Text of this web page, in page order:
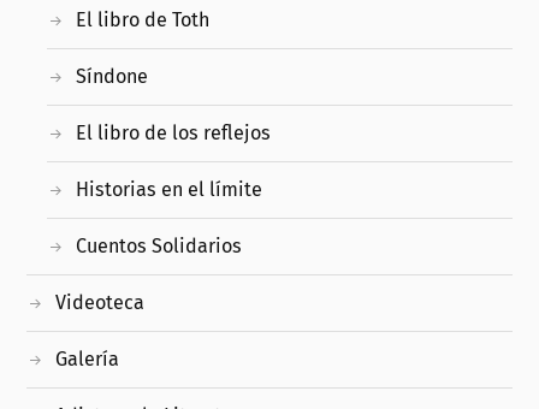
El libro de Toth
Síndone
El libro de los reflejos
Historias en el límite
Cuentos Solidarios
Videoteca
Galería